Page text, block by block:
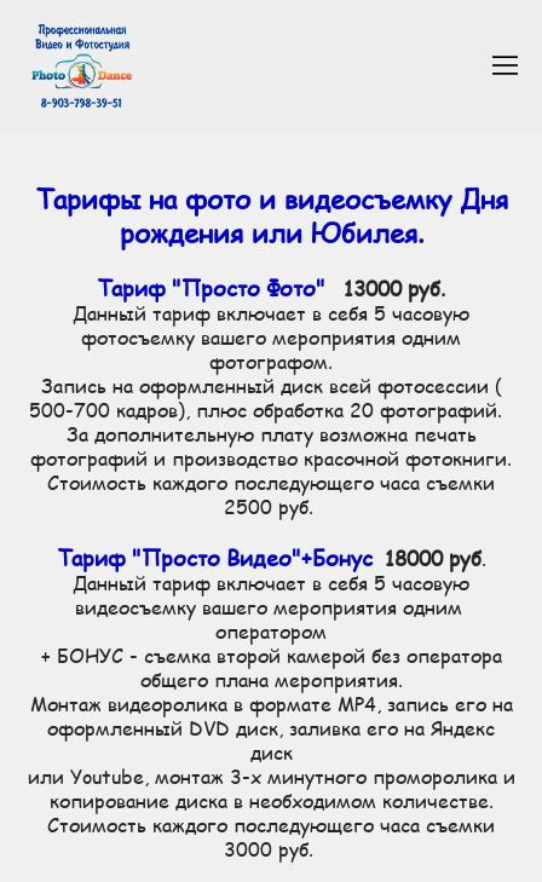
Тарифы на фото и видеосъемку Дня
рождения или Юбилея.
Тариф "Просто Фото" 13000 руб.
Данный тариф включает в себя 5 часовую
фотосъемку вашего мероприятия одним
фотографом.
Запись на оформленный диск всей фотосессии (
500-700 кадров), плюс обработка 20 фотографий.
За дополнительную плату возможна печать
фотографий и производство красочной фотокниги.
Стоимость каждого последующего часа съемки
2500 руб.
Тариф "Просто Видео"+Бонус18000 руб.
Данный тариф включает в себя 5 часовую
видеосъемку вашего мероприятия одним
оператором
+ БОНУС - съемка второй камерой без оператора
общего плана мероприятия.
Монтаж видеоролика в формате MP4, запись его на
оформленный DVD диск, заливка его на Яндекс
диск
или Youtube, монтаж 3-х минутного проморолика и
копирование диска в необходимом количестве.
Стоимость каждого последующего часа съемки
3000 руб.